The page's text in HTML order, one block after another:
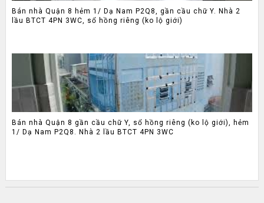
Bán nhà Quận 8 hẻm 1/ Dạ Nam P2Q8, gần cầu chữ Y. Nhà 2
lầu BTCT 4PN 3WC, sổ hồng riêng (ko lộ giới)
Bán nhà Quận 8 gần cầu chữ Y, sổ hồng riêng (ko lộ giới), hẻm
1/ Dạ Nam P2Q8. Nhà 2 lầu BTCT 4PN 3WC